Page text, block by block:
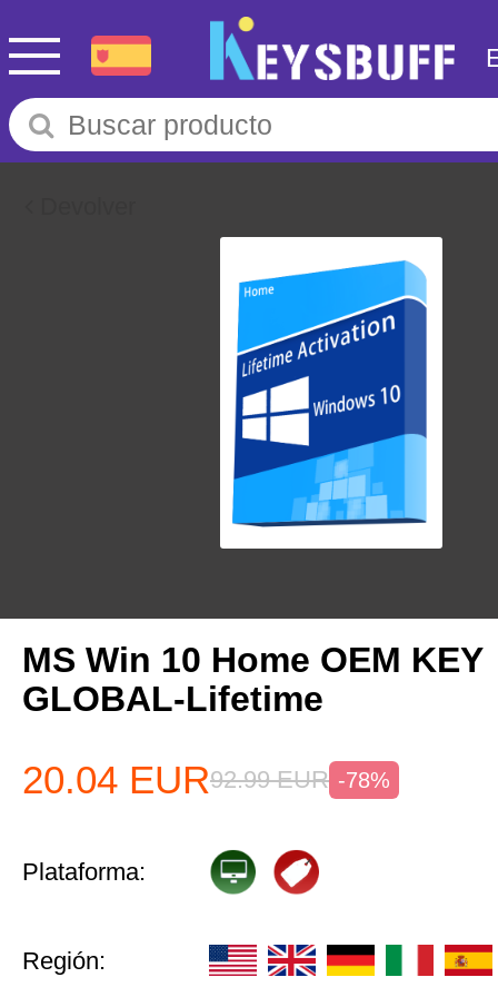
MS Win 10 Home OEM KEY
GLOBAL-Lifetime
20.04 EUR92.99 EUR -78%
Plataforma:
Región: